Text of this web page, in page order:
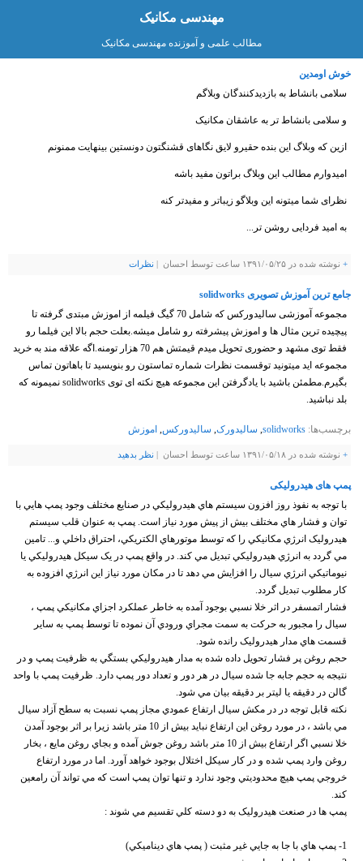
مهندسی مکانیک
مطالب علمی و آموزنده مهندسی مکانیک
خوش اومدین
سلامی بانشاط به بازدیدکنندگان وبلاگم
و سلامی بانشاط تر به عاشقان مکانیک
ازین که وبلاگ این بنده حقیرو لایق نگاهای قشنگتون دونستین بینهایت ممنونم
امیدوارم مطالب این وبلاگ براتون مفید باشه
نظرای شما میتونه این وبلاگو زیباتر و مفیدتر کنه
به امید فردایی روشن تر...
+ نوشته شده در ۱۳۹۱/۰۵/۲۵ ساعت توسط احسان | نظرات
جامع ترین آموزش تصویری solidworks
مجموعه آموزشی سالیدورکس که شامل 70 گیگ فیلمه از اموزش مبتدی گرفته تا
پیچیده ترین مثال ها و اموزش پیشرفته رو شامل میشه.بعلت حجم بالا این فیلما رو
فقط توی مشهد و حضوری تحویل میدم قیمتش هم 70 هزار تومنه.اگه علاقه مند به خرید
مجموعه اید میتونید توقسمت نظرات شماره تماستون رو بنویسید تا باهاتون تماس
بگیرم.مطمئن باشید با یادگرفتن این مجموعه هیچ نکته ای توی solidworks نمیمونه که
بلد نباشید.
برچسب‌ها: solidworks
, سالیدورک, سالیدورکس, اموزش
+ نوشته شده در ۱۳۹۱/۰۵/۱۸ ساعت توسط احسان | نظر بدهيد
پمپ های هیدرولیکی
با توجه به نفوذ روز افزون سيستم هاي هيدروليکي در صنايع مختلف وجود پمپ هايي با
توان و فشار هاي مختلف بيش از پيش مورد نياز است. پمپ به عنوان قلب سيستم
هيدروليک انرژي مکانيکي را که توسط موتورهاي الکتريکي، احتراق داخلي و... تامين
مي گردد به انرژي هيدروليکي تبديل مي کند. در واقع پمپ در يک سيکل هيدروليکي يا
نيوماتيکي انرژي سيال را افزايش مي دهد تا در مکان مورد نياز اين انرژي افزوده به
کار مطلوب تبديل گردد.
فشار اتمسفر در اثر خلا نسبي بوجود آمده به خاطر عملکرد اجزاي مکانيکي پمپ ،
سيال را مجبور به حرکت به سمت مجراي ورودي آن نموده تا توسط پمپ به ساير
قسمت هاي مدار هيدروليک رانده شود.
حجم روغن پر فشار تحويل داده شده به مدار هيدروليکي بستگي به ظرفيت پمپ و در
نتيجه به حجم جابه جا شده سيال در هر دور و تعداد دور پمپ دارد. ظرفيت پمپ با واحد
گالن در دقيقه يا ليتر بر دقيقه بيان مي شود.
نکته قابل توجه در در مکش سيال ارتفاع عمودي مجاز پمپ نسبت به سطح آزاد سيال
مي باشد ، در مورد روغن اين ارتفاع نبايد بيش از 10 متر باشد زيرا بر اثر بوجود آمدن
خلا نسبي اگر ارتفاع بيش از 10 متر باشد روغن جوش آمده و بجاي روغن مايع ، بخار
روغن وارد پمپ شده و در کار سيکل اختلال بوجود خواهد آورد. اما در مورد ارتفاع
خروجي پمپ هيچ محدوديتي وجود ندارد و تنها توان پمپ است که مي تواند آن رامعين
کند.
پمپ ها در صنعت هيدروليک به دو دسته کلي تقسيم مي شوند :
1- پمپ هاي با جا به جايي غير مثبت ( پمپ هاي ديناميکي)